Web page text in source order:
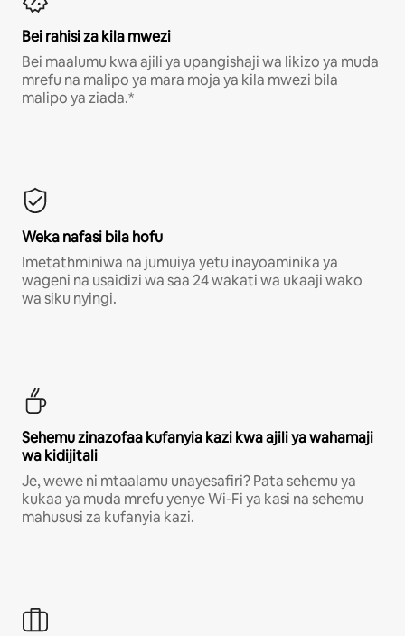
Bei rahisi za kila mwezi
Bei maalumu kwa ajili ya upangishaji wa likizo ya muda
mrefu na malipo ya mara moja ya kila mwezi bila
malipo ya ziada.*
Weka nafasi bila hofu
Imetathminiwa na jumuiya yetu inayoaminika ya
wageni na usaidizi wa saa 24 wakati wa ukaaji wako
wa siku nyingi.
Sehemu zinazofaa kufanyia kazi kwa ajili ya wahamaji
wa kidijitali
Je, wewe ni mtaalamu unayesafiri? Pata sehemu ya
kukaa ya muda mrefu yenye Wi-Fi ya kasi na sehemu
mahususi za kufanyia kazi.